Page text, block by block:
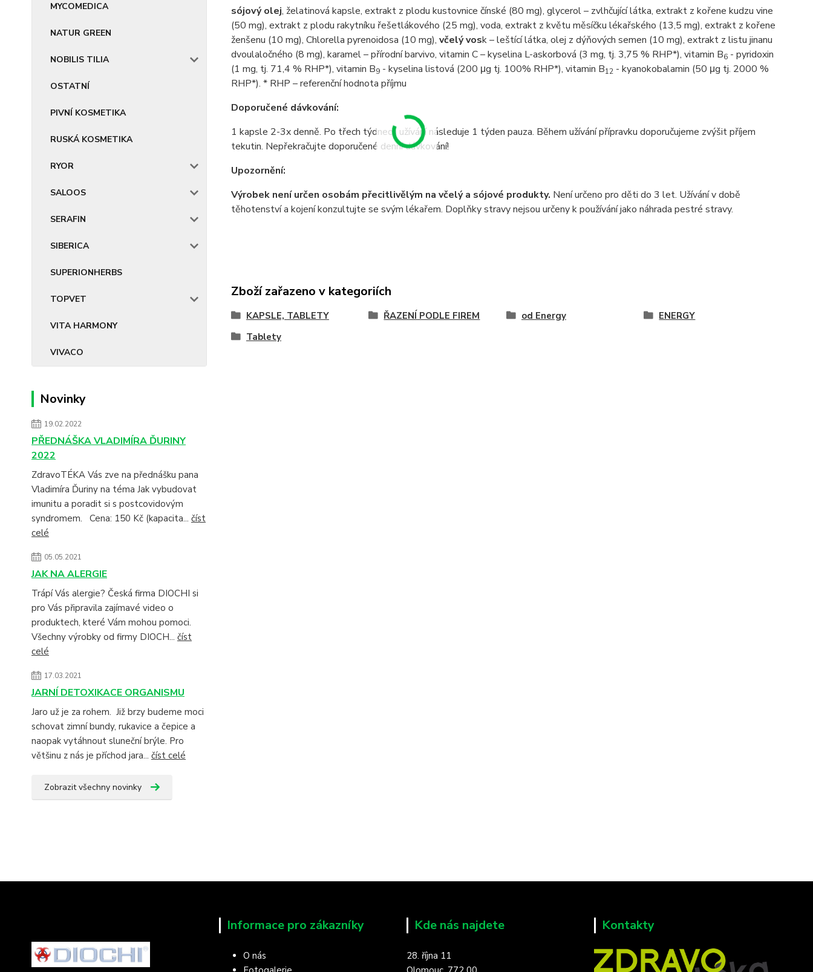
MYCOMEDICA
NATUR GREEN
NOBILIS TILIA
OSTATNÍ
PIVNÍ KOSMETIKA
RUSKÁ KOSMETIKA
RYOR
SALOOS
SERAFIN
SIBERICA
SUPERIONHERBS
TOPVET
VITA HARMONY
VIVACO
Novinky
19.02.2022
PŘEDNÁŠKA VLADIMÍRA ĎURINY
2022
ZdravoTÉKA Vás zve na přednášku pana
Vladimíra Ďuriny na téma Jak vybudovat
imunitu a poradit si s postcovidovým
syndromem. Cena: 150 Kč (kapacita... číst
celé
05.05.2021
JAK NA ALERGIE
Trápí Vás alergie? Česká firma DIOCHI si
pro Vás připravila zajímavé video o
produktech, které Vám mohou pomoci.
Všechny výrobky od firmy DIOCH... číst
celé
17.03.2021
JARNÍ DETOXIKACE ORGANISMU
Jaro už je za rohem. Již brzy budeme moci
schovat zimní bundy, rukavice a čepice a
naopak vytáhnout sluneční brýle. Pro
většinu z nás je příchod jara... číst celé
Zobrazit všechny novinky
sójový olej, želatinová kapsle, extrakt z plodu kustovnice čínské (80 mg), glycerol – zvlhčující látka, extrakt z kořene kudzu vine
(50 mg), extrakt z plodu rakytníku řešetlákového (25 mg), voda, extrakt z květu měsíčku lékařského (13,5 mg), extrakt z kořene
ženšenu (10 mg), Chlorella pyrenoidosa (10 mg), včelý vosk – leštící látka, olej z dýňových semen (10 mg), extrakt z listu jinanu
dvoulaločného (8 mg), karamel – přírodní barvivo, vitamin C – kyselina L-askorbová (3 mg, tj. 3,75 % RHP*), vitamin B6- pyridoxin
(1 mg, tj. 71,4 % RHP*), vitamin B9- kyselina listová (200 μg tj. 100% RHP*), vitamin B12 - kyanokobalamin (50 μg tj. 2000 %
RHP*). * RHP – referenční hodnota příjmu
Doporučené dávkování:
1 kapsle 2-3x denně. Po třech týdnech užívání následuje 1 týden pauza. Během užívání přípravku doporučujeme zvýšit příjem
tekutin. Nepřekračujte doporučené denní dávkování!
Upozornění:
Výrobek není určen osobám přecitlivělým na včelý a sójové produkty. Není určeno pro děti do 3 let. Užívání v době
těhotenství a kojení konzultujte se svým lékařem. Doplňky stravy nejsou určeny k používání jako náhrada pestré stravy.
Zboží zařazeno v kategoriích
KAPSLE, TABLETY ŘAZENÍ PODLE FIREM od Energy
ENERGY
Tablety
Informace pro zákazníky
O nás
Kde nás najdete
28. října 11
Kontakty